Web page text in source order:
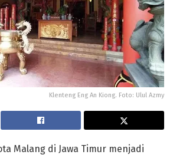
Klenteng Eng An Kiong. Foto: Ulul Azmy
Malang di Jawa Timur menjadi